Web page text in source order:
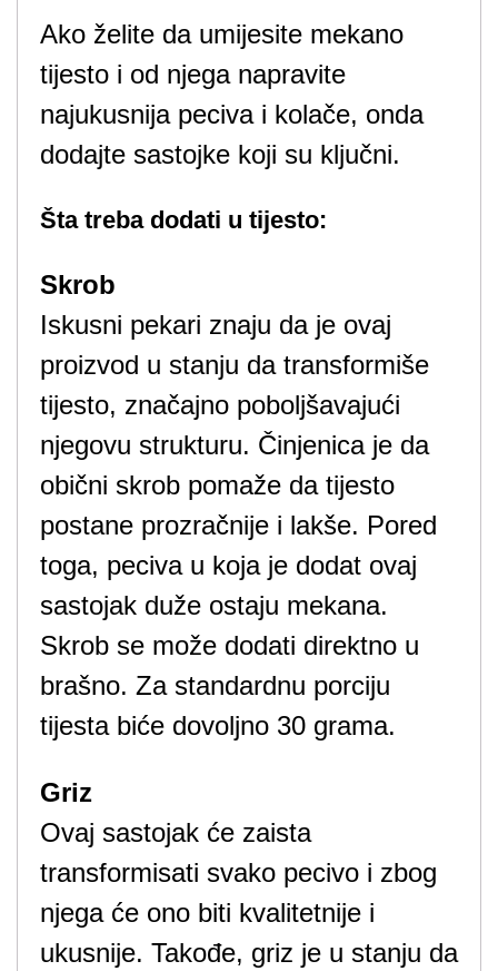
Ako želite da umijesite mekano
tijesto i od njega napravite
najukusnija peciva i kolače, onda
dodajte sastojke koji su ključni.
Šta treba dodati u tijesto:
Skrob
Iskusni pekari znaju da je ovaj
proizvod u stanju da transformiše
tijesto, značajno poboljšavajući
njegovu strukturu. Činjenica je da
obični skrob pomaže da tijesto
postane prozračnije i lakše. Pored
toga, peciva u koja je dodat ovaj
sastojak duže ostaju mekana.
Skrob se može dodati direktno u
brašno. Za standardnu porciju
tijesta biće dovoljno 30 grama.
Griz
Ovaj sastojak će zaista
transformisati svako pecivo i zbog
njega će ono biti kvalitetnije i
ukusnije. Takođe, griz je u stanju da